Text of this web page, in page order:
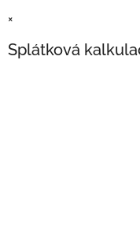
×
Splátková